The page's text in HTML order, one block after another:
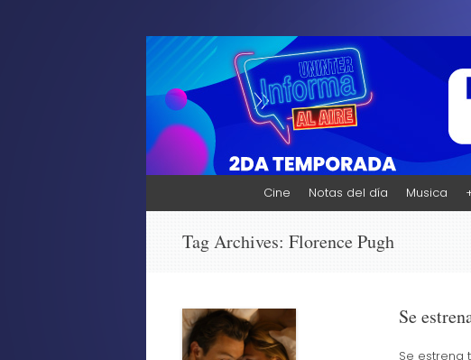
Uninter Informa Al
¡Bienvenidos al sitio de Uninter Informa Al Aire, el
¡Bienvenido!
to
Cine Notas del día Musica
Tag Archives: Florence Pugh
Se
Se estrena